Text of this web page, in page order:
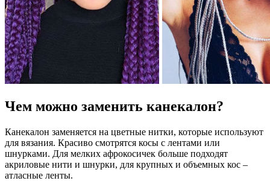
Чем можно заменить канекалон?
Канекалон заменяется на цветные нитки, которые используют
для вязания. Красиво смотрятся косы с лентами или
шнурками. Для мелких афрокосичек больше подходят
акриловые нити и шнурки, для крупных и объемных кос –
атласные ленты.